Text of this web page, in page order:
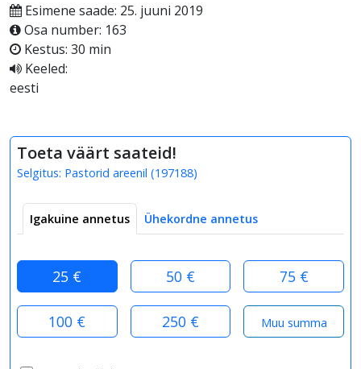
Esimene saade: 25. juuni 2019
Osa number: 163
Kestus: 30 min
Keeled:
eesti
Toeta väärt saateid!
Selgitus: Pastorid areenil (197188)
Igakuine annetus Ühekordne annetus
25 € 50 € 75 €
100 € 250 €